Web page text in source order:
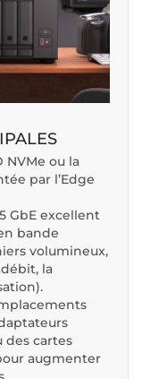
NVMe ou la
par l’Edge
GbE excellent
bande
volumineux,
la
des cartes
augmenter